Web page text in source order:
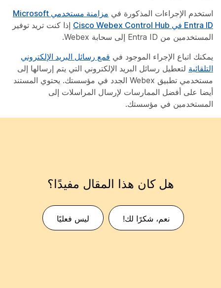
استخدم الإجراءات المذكورة في
مزامنة مستخدمي Microsoft
Entra ID في Cisco Webex Control Hub
إذا كنت تريد توفير
المستخدمين من Entra ID إلى سحابة Webex.
يمكنك اتباع الإجراء الموجود في قمع رسائل البريد الإلكتروني
التلقائية لتعطيل رسائل البريد الإلكتروني التي يتم إرسالها إلى
مستخدمي تطبيق Webex الجدد في مؤسستك. يحتوي المستند
أيضا على أفضل الممارسات لإرسال المراسلات إلى
المستخدمين في مؤسستك.
هل كان هذا المقال مفيدًا؟
نعم، شكرًا لك! ليس فعليًا